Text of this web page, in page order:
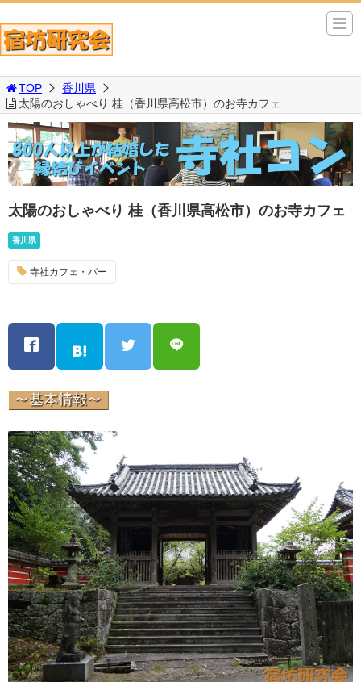
TOP
香川県
太陽のおしゃべり 桂（香川県高松市）のお寺カフェ
太陽のおしゃべり 桂（香川県高松市）のお寺カフェ
香川県
寺社カフェ・バー